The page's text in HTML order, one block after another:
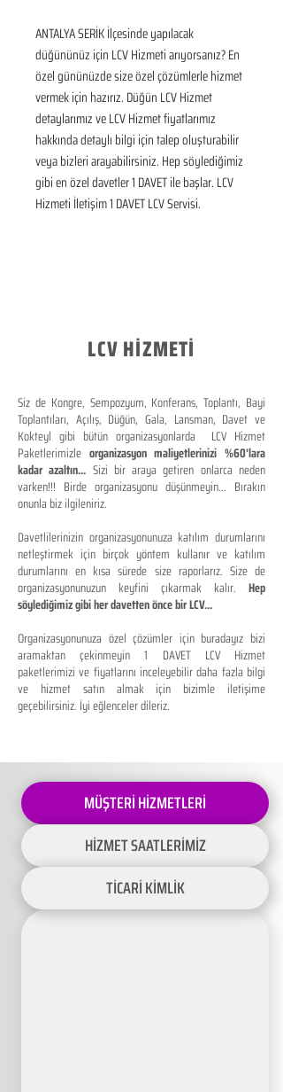
ANTALYA SERİK İlçesinde yapılacak
düğününüz için LCV Hizmeti arıyorsanız? En
özel gününüzde size özel çözümlerle hizmet
vermek için hazırız. Düğün LCV Hizmet
detaylarımız ve LCV Hizmet fiyatlarımız
hakkında detaylı bilgi için talep oluşturabilir
veya bizleri arayabilirsiniz. Hep söylediğimiz
gibi en özel davetler 1 DAVET ile başlar. LCV
Hizmeti İletişim 1 DAVET LCV Servisi.
LCV HİZMETİ
Siz de Kongre, Sempozyum, Konferans, Toplantı, Bayi
Toplantıları, Açılış, Düğün, Gala, Lansman, Davet ve
Kokteyl gibi bütün organizasyonlarda LCV Hizmet
Paketlerimizle organizasyon maliyetlerinizi %60'lara
kadar azaltın... Sizi bir araya getiren onlarca neden
varken!!! Birde organizasyonu düşünmeyin... Bırakın
onunla biz ilgileniriz.
Davetlilerinizin organizasyonunuza katılım durumlarını
netleştirmek için birçok yöntem kullanır ve katılım
durumlarını en kısa sürede size raporlarız. Size de
organizasyonunuzun keyfini çıkarmak kalır. Hep
söylediğimiz gibi her davetten önce bir LCV...
Organizasyonunuza özel çözümler için buradayız bizi
aramaktan çekinmeyin 1 DAVET LCV Hizmet
paketlerimizi ve fiyatlarını inceleyebilir daha fazla bilgi
ve hizmet satın almak için bizimle iletişime
geçebilirsiniz. İyi eğlenceler dileriz.
MÜŞTERİ HİZMETLERİ
HİZMET SAATLERİMİZ
TİCARİ KİMLİK